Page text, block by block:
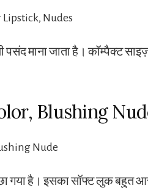
माना जाता है। कॉम्पैक्ट
Blushing
गया है। इसका सॉफ्ट लुक बहुत